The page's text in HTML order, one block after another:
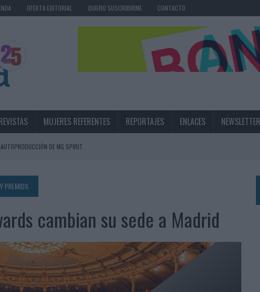
OFERTA EDITORIAL QUIERO SUSCRIBIRME CONTACTO
MUJERES REFERENTES REPORTAJES ENLACES NEWSLETTER
DE MG SPIRIT
360º CENTRADA EN EL ORIGEN BARCELONÉS
PIPER EN UNA EXPERIENCIA DE MARCA EN IBIZA
DIGITAL DE LAS MARCAS
CON IA
2026 PONDRÁ A PRUEBA LA CREATIVIDAD DE LAS MARCAS
PREMIOS
cambian su sede a Madrid